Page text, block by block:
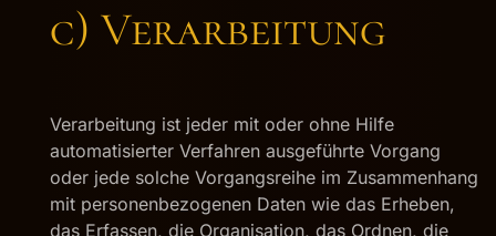
c) Verarbeitung
Verarbeitung ist jeder mit oder ohne Hilfe
automatisierter Verfahren ausgeführte Vorgang
oder jede solche Vorgangsreihe im Zusammenhang
mit personenbezogenen Daten wie das Erheben,
das Erfassen, die Organisation, das Ordnen, die